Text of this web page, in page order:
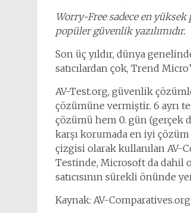
Worry-Free sadece en
popüler güvenlik yazılımıdır.
Son üç yıldır, dünya
satıcılardan çok, Trend
AV-Test.org, güvenlik
çözümüne vermiştir. 6 ayrı
çözümü hem 0. gün (gerçek
karşı korumada en iyi
çizgisi olarak kullanılan AV-
Testinde, Microsoft da dahil
satıcısının sürekli önünde
Kaynak: AV-